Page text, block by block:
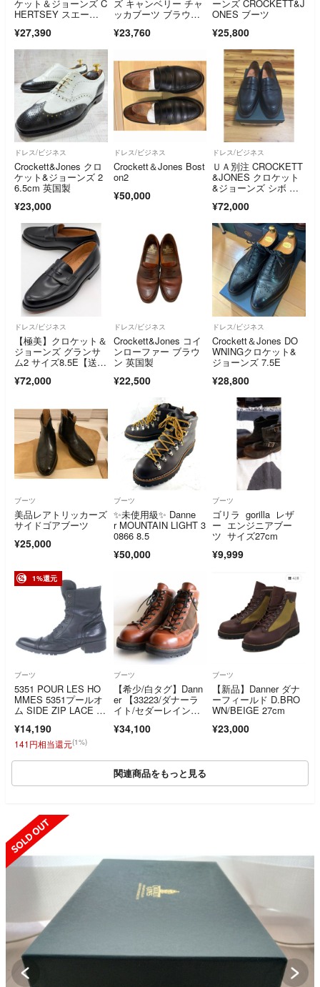
ケット＆ジョーンズ C
HERTSEY スエー
ツ 6 1/2
¥27,390
ズ キャンベリー チャ
ッカブーツ ブラウン
¥23,760
ーンズ CROCKETT&J
ONES ブーツ
¥25,800
ドレス/ビジネス
Crockett&Jones クロ
ケット&ジョーンズ 2
6.5cm 英国製
¥23,000
ドレス/ビジネス
Crockett＆Jones Bost
on2
¥50,000
ドレス/ビジネス
ＵＡ別注 CROCKETT
&JONES クロケット
&ジョーンズ シボ ロ
¥72,000
ドレス/ビジネス
【極美】クロケット＆
ジョーンズ グランサ
ム2 サイズ8.5E【送料
¥72,000
ドレス/ビジネス
Crockett&Jones コイ
ンローファー ブラウ
ン 英国製
¥22,500
ドレス/ビジネス
Crockett＆Jones DO
WNINGクロケット&
ジョーンズ 7.5E
¥28,800
ブーツ
美品レアトリッカーズ
サイドゴアブーツ
¥25,000
ブーツ
✨未使用級✨ Danne
r MOUNTAIN LIGHT 3
0866 8.5
¥50,000
ブーツ
ゴリラ gorilla レザ
ー エンジニアブー
ツ サイズ27cm
¥9,999
1%還元
ブーツ
5351 POUR LES HO
MMES 5351プールオ
ム SIDE ZIP LACE U
プ レースアップ ブー
ツ ブラック
¥14,190
141円相当還元(1%)
ブーツ
【希少/白タグ】Dann
er 【33223/ダナーラ
イト/セダーレインボ
ン ダナー トレッキン
¥34,100
ブーツ
【新品】Danner ダナ
ーフィールド D.BRO
WN/BEIGE 27cm
¥23,000
関連商品をもっと見る